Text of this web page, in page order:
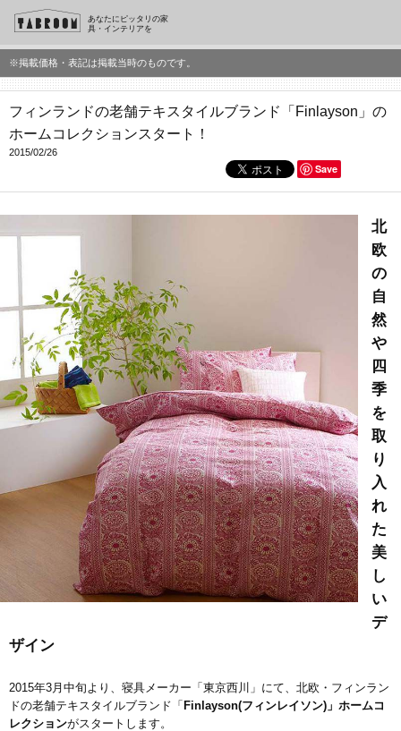
あなたにピッタリの家
具・インテリアを
※掲載価格・表記は掲載当時のものです。
フィンランドの老舗テキスタイルブランド「Finlayson」の
ホームコレクションスタート！
2015/02/26
Save
北
欧
の
自
然
や
四
季
を
取
り
入
れ
た
美
し
い
デ
ザイン
2015年3月中旬より、寝具メーカー「東京西川」にて、北欧・フィンラン
ドの老舗テキスタイルブランド「 Finlayson(フィンレイソン)」ホームコ
レクションがスタートします。